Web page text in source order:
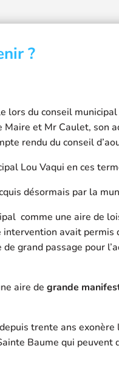
?
lors du conseil municipal
Maire et Mr Caulet, son
rendu du conseil
Lou Vaqui en ces
désormais par la
comme une aire de
avait permis
grand passage pour
aire de grande
trente ans exonère
Baume qui peuvent